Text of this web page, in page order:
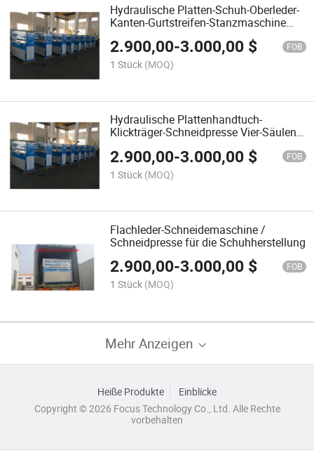
Hydraulische Platten-Schuh-Oberleder-
Kanten-Gurtstreifen-Stanzmaschine
2.900,00-3.000,00 $ FOB
1 Stück (MOQ)
Hydraulische Plattenhandtuch-
Klickträger-Schneidpresse Vier-Säulen-
2.900,00-3.000,00 $ FOB
1 Stück (MOQ)
Flachleder-Schneidemaschine /
Schneidpresse für die Schuhherstellung
2.900,00-3.000,00 $ FOB
1 Stück (MOQ)
Mehr Anzeigen
Heiße Produkte
Einblicke
Copyright © 2026 Focus Technology Co., Ltd. Alle Rechte
vorbehalten